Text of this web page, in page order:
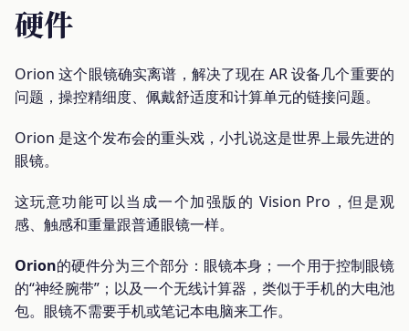
硬件
Orion 这个眼镜确实离谱，解决了现在 AR 设备几个重要的
问题，操控精细度、佩戴舒适度和计算单元的链接问题。
Orion 是这个发布会的重头戏，小扎说这是世界上最先进的
眼镜。
这玩意功能可以当成一个加强版的 Vision Pro，但是观
感、触感和重量跟普通眼镜一样。
Orion的硬件分为三个部分：眼镜本身；一个用于控制眼镜
的“神经腕带”；以及一个无线计算器，类似于手机的大电池
包。眼镜不需要手机或笔记本电脑来工作。